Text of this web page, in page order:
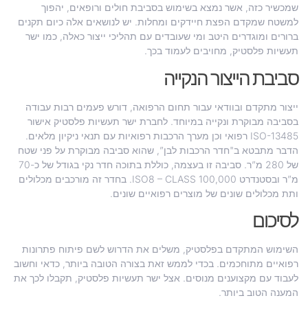
שמכשיר כזה, אשר נמצא בשימוש בסביבת חולים ורופאים, יהפוך
למשטח שמקדם הפצת חיידקים ומחלות. יש לנושאים אלה כיום תקנים
ברורים ומוגדרים היטב ומי שעובדים עם תהליכי ייצור כאלה, כמו ישר
תעשיות פלסטיק, מחויבים לעמוד בכך.
סביבת הייצור הנקייה
ייצור מתקדם ובוודאי עבור תחום הרפואה, דורש פעמים רבות עבודה
בסביבה מבוקרת ונקייה במיוחד. לחברת ישר תעשיות פלסטיק אישור
ISO-13485 רפואי וכן מערך הרכבות רפואיות עם תנאי ניקיון מלאים.
הדבר מתבטא ב"חדר הרכבות לבן”, שהוא סביבה מבוקרת על פני שטח
של 280 מ”ר. סביבה זו בעצמה, כוללת בתוכה חדר נקי בגודל של כ-70
מ”ר ובסטנדרט ISO8 – CLASS 100,000. בחדר זה מורכבים מכלולים
ותת מכלולים שונים של מוצרים רפואיים שונים.
לסיכום
השימוש המתקדם בפלסטיק, משלים את הדרוש לשם פיתוח פתרונות
רפואיים מתוחכמים. בכדי לממש זאת בצורה הטובה ביותר, כדאי וחשוב
לעבוד עם מקצוענים מנוסים. אצל ישר תעשיות פלסטיק, תקבלו לכך את
המענה הטוב ביותר.